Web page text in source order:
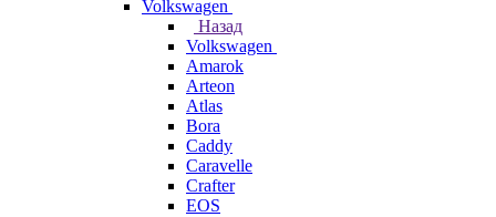
Volkswagen
Назад
Volkswagen
Amarok
Arteon
Atlas
Bora
Caddy
Caravelle
Crafter
EOS